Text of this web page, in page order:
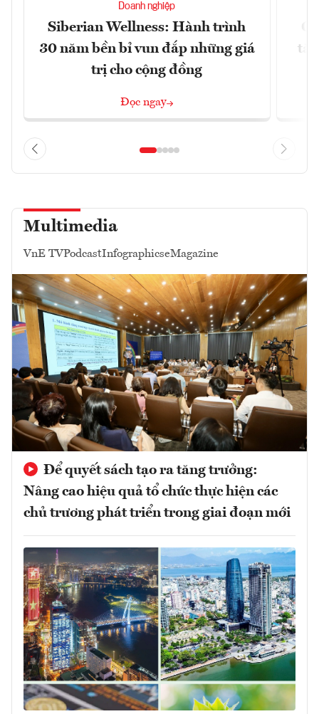
Doanh nghiệp
Siberian Wellness: Hành trình
30 năm bền bỉ vun đắp những giá
trị cho cộng đồng
Đọc ngay
Multimedia
VnE TVPodcastInfographicseMagazine
Để quyết sách tạo ra tăng trưởng:
Nâng cao hiệu quả tổ chức thực hiện các
chủ trương phát triển trong giai đoạn mới